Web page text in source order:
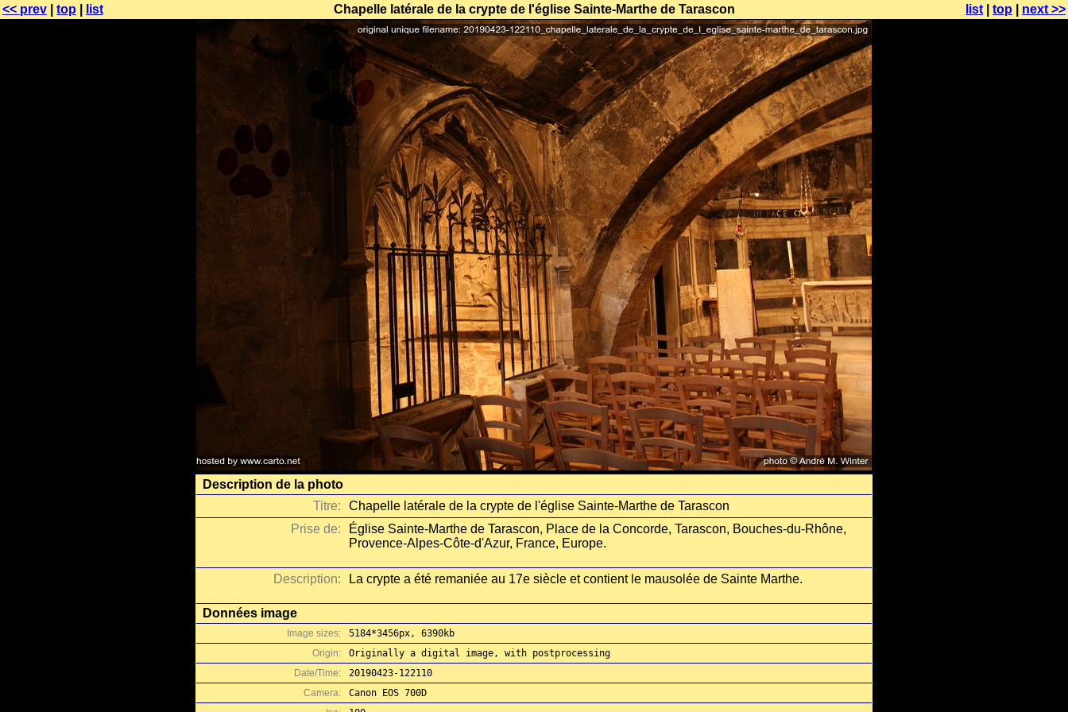
<< prev top list Chapelle latérale de la crypte de l'église Sainte-Marthe de Tarascon list top next >>
Description de la photo
Titre:
Chapelle latérale de la crypte de l'église Sainte-Marthe de Tarascon
Prise de:
Église Sainte-Marthe de Tarascon, Place de la Concorde, Tarascon, Bouches-du-Rhône,
Provence-Alpes-Côte-d'Azur, France, Europe.
Description: La crypte a été remaniée au 17e siècle et contient le mausolée de Sainte Marthe.
Données image
Image sizes:
5184*3456px, 6390kb
Origin:
Originally a digital image, with postprocessing
Date/Time:
20190423-122110
Camera:
Canon EOS 700D